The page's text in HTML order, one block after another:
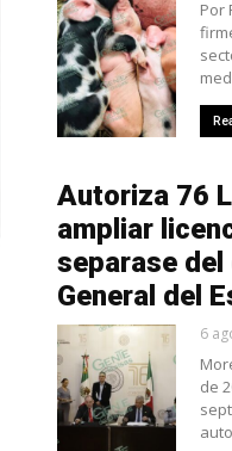
Por
Autoriza 76
ampliar
separase del
General del
6
de